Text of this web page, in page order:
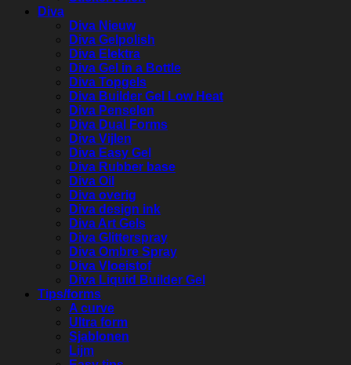
Diva
Diva Nieuw
Diva Gelpolish
Diva Elektra
Diva Gel in a Bottle
Diva Topgels
Diva Builder Gel Low Heat
Diva Penselen
Diva Dual Forms
Diva Vijlen
Diva Easy Gel
Diva Rubber base
Diva Oil
Diva overig
Diva design ink
Diva Art Gels
Diva Glitterspray
Diva Ombre Spray
Diva Vloeistof
Diva Liquid Builder Gel
Tips/forms
A curve
Ultra form
Sjablonen
Lijm